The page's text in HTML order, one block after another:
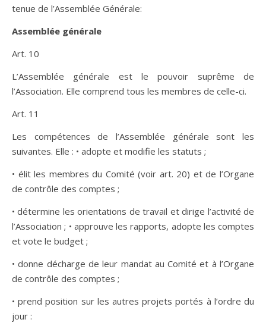
tenue de l’Assemblée Générale:
Assemblée générale
Art. 10
L’Assemblée générale est le pouvoir suprême de
l’Association. Elle comprend tous les membres de celle-ci.
Art. 11
Les compétences de l’Assemblée générale sont les
suivantes. Elle : • adopte et modifie les statuts ;
• élit les membres du Comité (voir art. 20) et de l’Organe
de contrôle des comptes ;
• détermine les orientations de travail et dirige l’activité de
l’Association ; • approuve les rapports, adopte les comptes
et vote le budget ;
• donne décharge de leur mandat au Comité et à l’Organe
de contrôle des comptes ;
• prend position sur les autres projets portés à l’ordre du
jour :